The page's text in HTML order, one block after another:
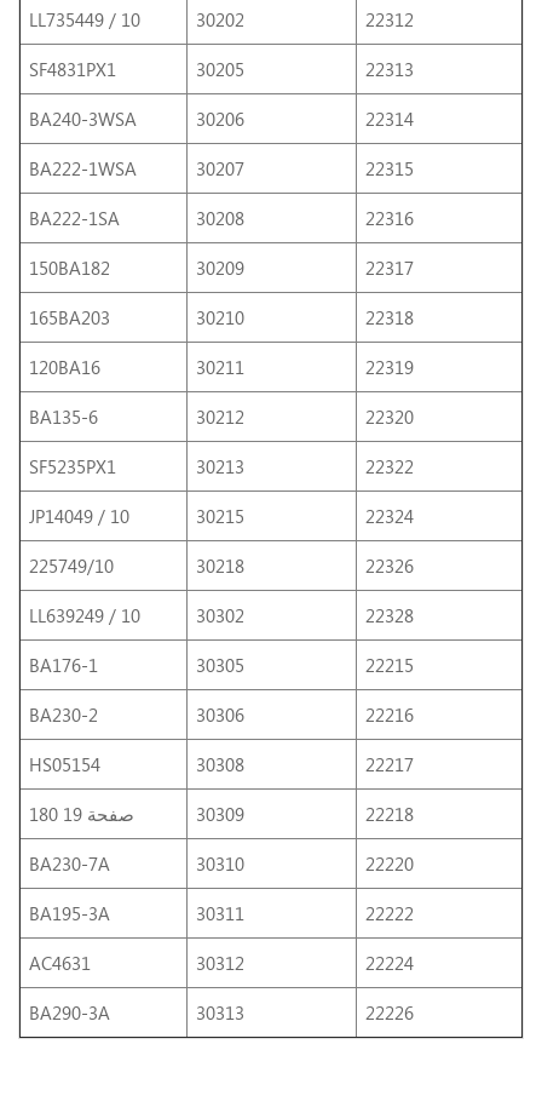
LL735449 / 10 30202 22312
SF4831PX1 30205 22313
BA240-3WSA 30206 22314
BA222-1WSA 30207 22315
BA222-1SA 30208 22316
150BA182 30209 22317
165BA203 30210 22318
120BA16 30211 22319
BA135-6 30212 22320
SF5235PX1 30213 22322
JP14049 / 10 30215 22324
225749/10 30218 22326
LL639249 / 10 30302 22328
BA176-1 30305 22215
BA230-2 30306 22216
HS05154 30308 22217
180 صفحة 19 30309 22218
BA230-7A 30310 22220
BA195-3A 30311 22222
AC4631 30312 22224
BA290-3A 30313 22226